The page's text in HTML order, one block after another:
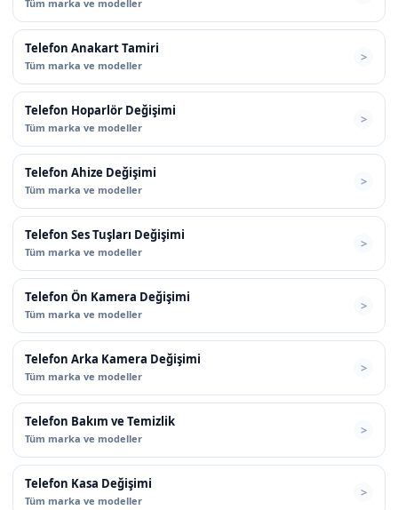
Tüm marka ve modeller
Telefon Anakart Tamiri
Tüm marka ve modeller
Telefon Hoparlör Değişimi
Tüm marka ve modeller
Telefon Ahize Değişimi
Tüm marka ve modeller
Telefon Ses Tuşları Değişimi
Tüm marka ve modeller
Telefon Ön Kamera Değişimi
Tüm marka ve modeller
Telefon Arka Kamera Değişimi
Tüm marka ve modeller
Telefon Bakım ve Temizlik
Tüm marka ve modeller
Telefon Kasa Değişimi
Tüm marka ve modeller